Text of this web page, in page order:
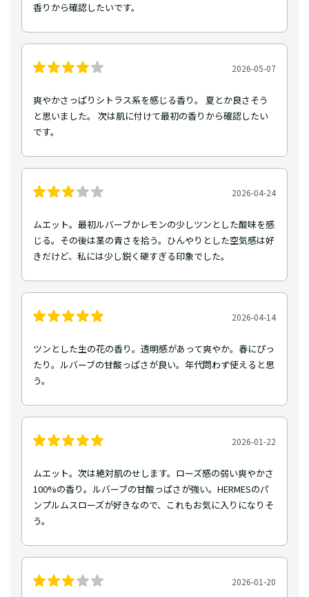
香りから確認したいです。
2026-05-07
爽やかさっぱりシトラス系を感じる香り。 夏とか良さそう
と思いました。 次は肌に付けて最初の香りから確認したい
です。
2026-04-24
ムエット。最初ルバーブかレモンの少しツンとした酸味を感
じる。その後は茎の青さを拾う。ひんやりとした空気感は好
きだけど、私には少し鋭く硬すぎる印象でした。
2026-04-14
ツンとした生の花の香り。透明感があって爽やか。春にぴっ
たり。ルバーブの甘酸っぱさが良い。年代問わず使えると思
う。
2026-01-22
ムエット。次は絶対肌のせします。ローズ感の弱い爽やかさ
100%の香り。ルバーブの甘酸っぱさが強い。HERMESのパ
ンプルムスローズが好きなので、これもお気に入りになりそ
う。
2026-01-20